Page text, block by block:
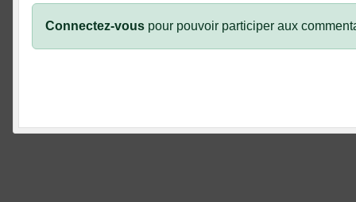
Connectez-vous pour pouvoir participer aux